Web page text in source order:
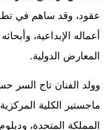
عقود، وقد ساهم في
أعماله الإبداعية،
المعارض الدولية.
ماجستير الكلية
المملكة المتحدة،